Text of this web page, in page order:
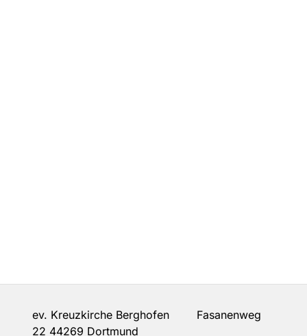
ev. Kreuzkirche Berghofen Fasanenweg
22 44269 Dortmund